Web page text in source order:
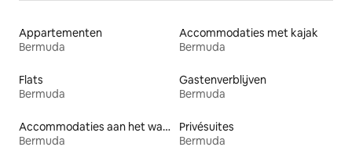
Appartementen
Bermuda
Accommodaties met kajak
Bermuda
Flats
Bermuda
Gastenverblijven
Bermuda
Accommodaties aan het water
Bermuda
Privésuites
Bermuda